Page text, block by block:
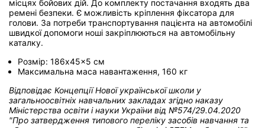
місцях бойових дій. До комплекту постачання входять два
ремені безпеки. Є можливість кріплення фіксатора для
голови. За потреби транспортування пацієнта на автомобілі
швидкої допомоги ноші закріплюються на автомобільну
каталку.
Розмір: 186x45x5 см
Максимальна маса навантаження, 160 кг
Відповідає Концепції Нової української школи у
загальноосвітніх навчальних закладах згідно наказу
Міністерства освіти і науки України від №574/29.04.2020
"Про затвердження типового переліку засобів навчання та